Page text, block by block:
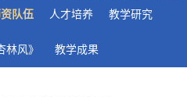
队伍 人才培养 教学研究
林风》 教学成果